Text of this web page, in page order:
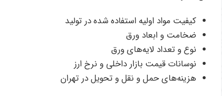
کیفیت مواد اولیه استفاده شده در تولید
ضخامت و ابعاد ورق
نوع و تعداد لایه‌های ورق
نوسانات قیمت بازار داخلی و نرخ ارز
هزینه‌های حمل و نقل و تحویل در تهران